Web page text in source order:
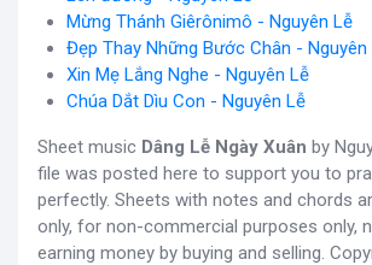
Mừng Thánh Giêrônimô - Nguyên Lễ
Đẹp Thay Những Bước Chân - Nguyên
Xin Mẹ Lắng Nghe - Nguyên Lễ
Chúa Dắt Dìu Con - Nguyên Lễ
Sheet music Dâng Lễ Ngày Xuân by
file was posted here to support you to
perfectly. Sheets with notes and chords
only, for non-commercial purposes only,
earning money by buying and selling.